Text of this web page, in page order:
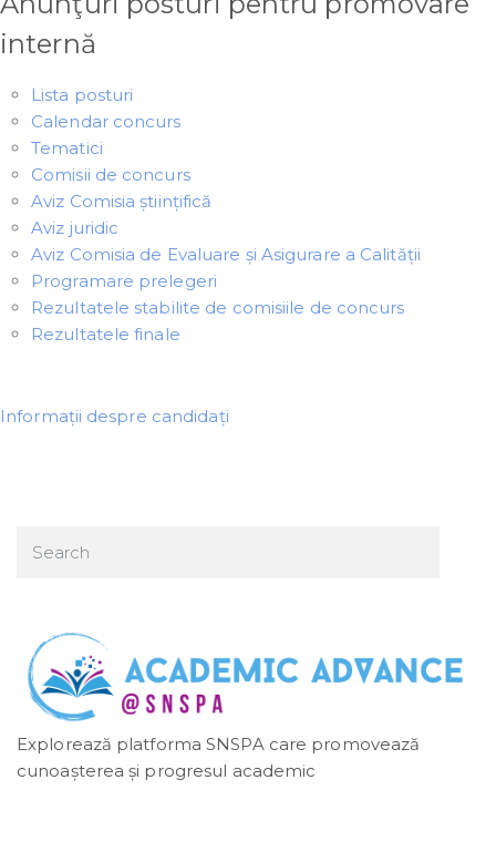
internă
Lista posturi
Calendar concurs
Tematici
Comisii de concurs
Aviz Comisia științifică
Aviz juridic
Aviz Comisia de Evaluare și Asigurare a Calității
Programare prelegeri
Rezultatele stabilite de comisiile de concurs
Rezultatele finale
Informații despre candidați
Explorează platforma SNSPA care promovează
cunoașterea și progresul academic